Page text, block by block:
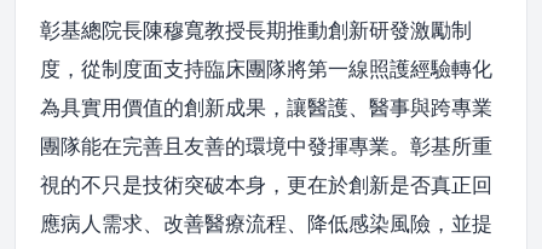
彰基總院長陳穆寬教授長期推動創新研發激勵制
度，從制度面支持臨床團隊將第一線照護經驗轉化
為具實用價值的創新成果，讓醫護、醫事與跨專業
團隊能在完善且友善的環境中發揮專業。彰基所重
視的不只是技術突破本身，更在於創新是否真正回
應病人需求、改善醫療流程、降低感染風險，並提